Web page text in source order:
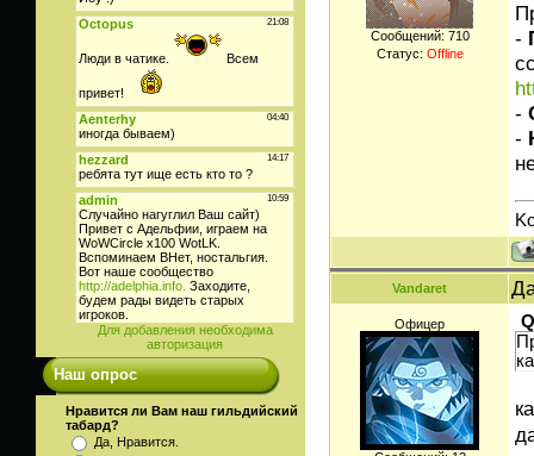
Для добавления необходима
авторизация
Наш опрос
Нравится ли Вам наш гильдийский
табард?
Да, Нравится.
Сообщений: 710
Статус: Offline
-
-
-
Vandaret
Офицер